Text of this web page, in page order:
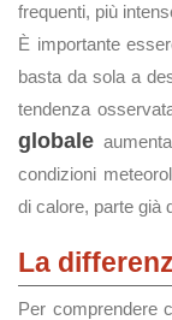
frequenti, più
È importante
basta da sola a
tendenza
globale
condizioni
di calore, parte già
La
Per comprendere